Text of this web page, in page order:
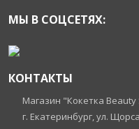
МЫ В СОЦСЕТЯХ:
КОНТАКТЫ
Магазин "Кокетка Beauty
г. Екатеринбург, ул.